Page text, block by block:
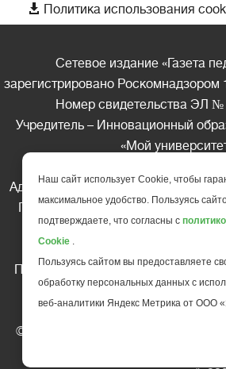
 Политика использования
Сетевое издание «Газета
зарегистрировано Роскомнадзором
Номер свидетельства ЭЛ
Учредитель – Инновационный
«Мой
Адрес редакции: 185035 Россия,
Петрозаводск, ул. Фридриха
Телефон редакции: +7
Перепечатка материалов газеты
письменного
Ссылка на «Газету педагогов»
© АНО ДПО "Инновационный
повышения квалификации и
Наш сайт использует Cookie, чтобы
максимальное удобство. Пользуясь
подтверждаете, что согласны с
Cookie .
Пользуясь сайтом вы предоставляете
обработку персональных данных с
веб-аналитики Яндекс Метрика от ООО